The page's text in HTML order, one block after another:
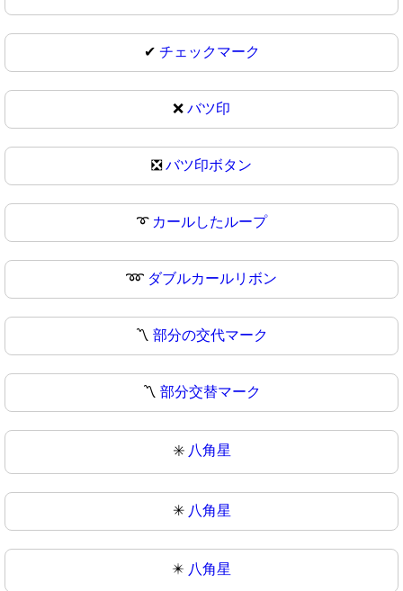
✔ チェックマーク
❌ バツ印
❎ バツ印ボタン
➰ カールしたループ
➿ ダブルカールリボン
〽️ 部分の交代マーク
〽 部分交替マーク
✳️ 八角星
✳ 八角星
✴️ 八角星